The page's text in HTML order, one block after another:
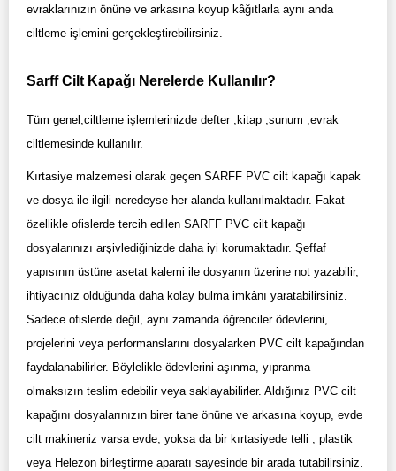
evraklarınızın önüne ve arkasına koyup kâğıtlarla aynı anda
ciltleme işlemini gerçekleştirebilirsiniz.
Sarff Cilt Kapağı Nerelerde Kullanılır?
Tüm genel,ciltleme işlemlerinizde defter ,kitap ,sunum ,evrak
ciltlemesinde kullanılır.
Kırtasiye malzemesi olarak geçen SARFF PVC cilt kapağı kapak
ve dosya ile ilgili neredeyse her alanda kullanılmaktadır. Fakat
özellikle ofislerde tercih edilen SARFF PVC cilt kapağı
dosyalarınızı arşivlediğinizde daha iyi korumaktadır. Şeffaf
yapısının üstüne asetat kalemi ile dosyanın üzerine not yazabilir,
ihtiyacınız olduğunda daha kolay bulma imkânı yaratabilirsiniz.
Sadece ofislerde değil, aynı zamanda öğrenciler ödevlerini,
projelerini veya performanslarını dosyalarken PVC cilt kapağından
faydalanabilirler. Böylelikle ödevlerini aşınma, yıpranma
olmaksızın teslim edebilir veya saklayabilirler. Aldığınız PVC cilt
kapağını dosyalarınızın birer tane önüne ve arkasına koyup, evde
cilt makineniz varsa evde, yoksa da bir kırtasiyede telli , plastik
veya Helezon birleştirme aparatı sayesinde bir arada tutabilirsiniz.